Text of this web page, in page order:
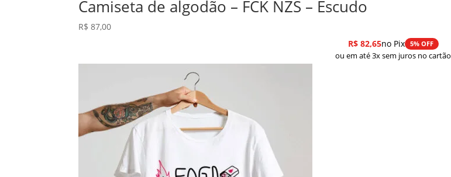
Camiseta de algodão – FCK NZS – Escudo
R$ 87,00
R$82,65no Pix 5% OFF
ou em até 3x sem juros no cartão